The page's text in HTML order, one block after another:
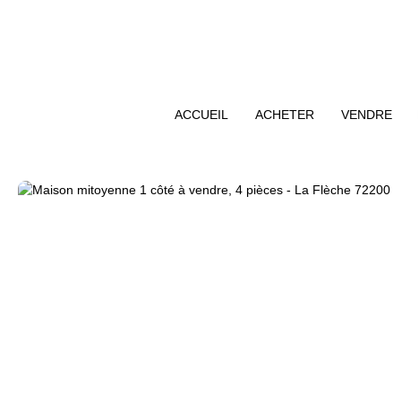
ACCUEIL ACHETER VENDRE